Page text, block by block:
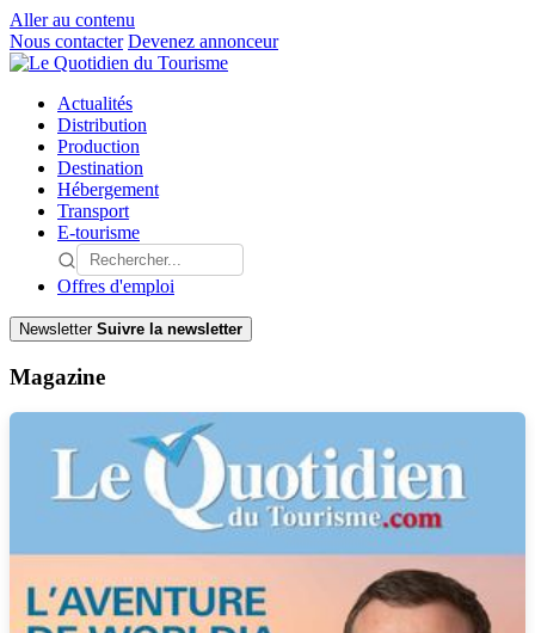
Aller au contenu
Nous contacter Devenez annonceur
Actualités
Distribution
Production
Destination
Hébergement
Transport
E-tourisme
Offres d'emploi
Newsletter Suivre la newsletter
Magazine